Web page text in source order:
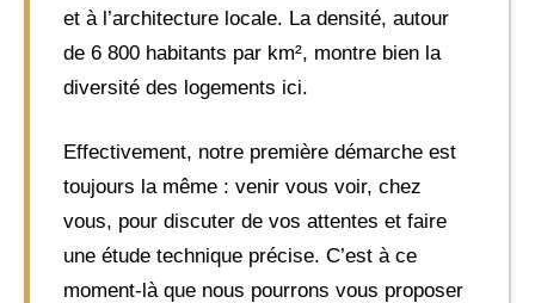
et à l’architecture locale. La densité, autour
de 6 800 habitants par km², montre bien la
diversité des logements ici.
Effectivement, notre première démarche est
toujours la même : venir vous voir, chez
vous, pour discuter de vos attentes et faire
une étude technique précise. C’est à ce
moment-là que nous pourrons vous proposer